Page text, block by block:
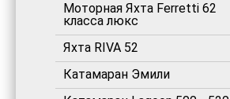
Моторная Яхта Ferretti 62
класса люкс
Яхта RIVA 52
Катамаран Эмили